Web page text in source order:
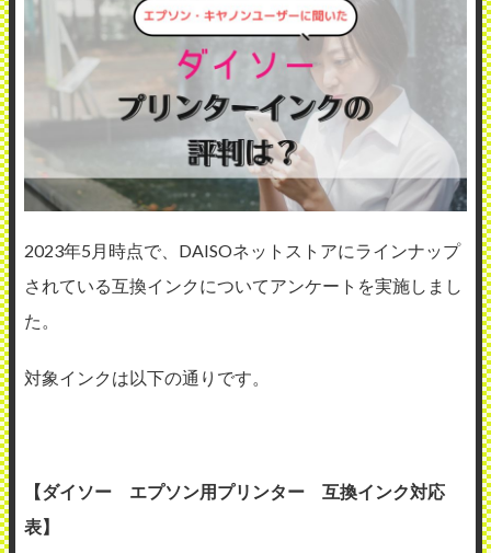
2023年5月時点で、DAISOネットストアにラインナップ
されている互換インクについてアンケートを実施しまし
た。
対象インクは以下の通りです。
【ダイソー エプソン用プリンター 互換インク対応
表】